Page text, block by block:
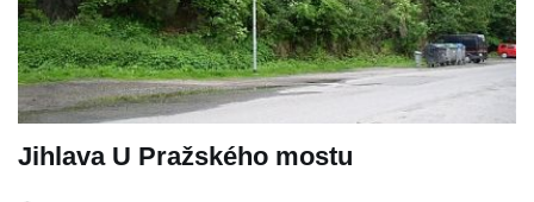
Jihlava U Pražského mostu